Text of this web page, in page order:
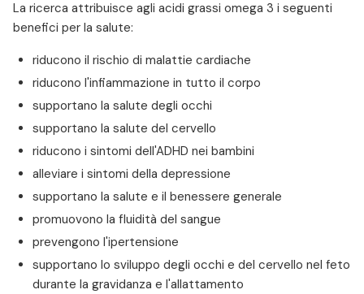
La ricerca attribuisce agli acidi grassi omega 3 i seguenti
benefici per la salute:
riducono il rischio di malattie cardiache
riducono l'infiammazione in tutto il corpo
supportano la salute degli occhi
supportano la salute del cervello
riducono i sintomi dell'ADHD nei bambini
alleviare i sintomi della depressione
supportano la salute e il benessere generale
promuovono la fluidità del sangue
prevengono l'ipertensione
supportano lo sviluppo degli occhi e del cervello nel feto
durante la gravidanza e l'allattamento